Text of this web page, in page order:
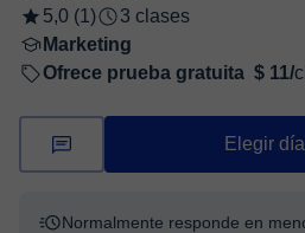
5,0 (1)
3 clases
Marketing
Ofrece prueba gratuita $ 11/
Elegir
Normalmente responde en